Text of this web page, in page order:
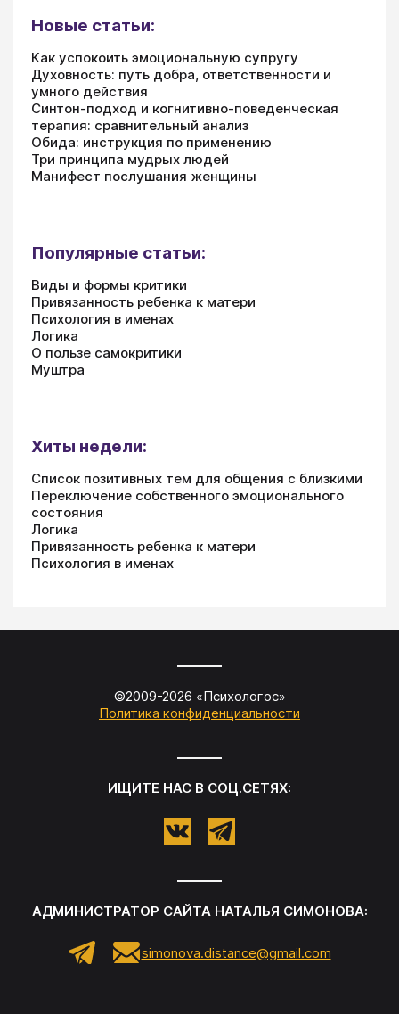
Новые статьи:
Как успокоить эмоциональную супругу
Духовность: путь добра, ответственности и
умного действия
Синтон-подход и когнитивно-поведенческая
терапия: сравнительный анализ
Обида: инструкция по применению
Три принципа мудрых людей
Манифест послушания женщины
Популярные статьи:
Виды и формы критики
Привязанность ребенка к матери
Психология в именах
Логика
О пользе самокритики
Муштра
Хиты недели:
Список позитивных тем для общения с близкими
Переключение собственного эмоционального
состояния
Логика
Привязанность ребенка к матери
Психология в именах
©2009-2026 «Психологос»
Политика конфиденциальности
ИЩИТЕ НАС В СОЦ.СЕТЯХ:
АДМИНИСТРАТОР САЙТА НАТАЛЬЯ СИМОНОВА:
simonova.distance@gmail.com